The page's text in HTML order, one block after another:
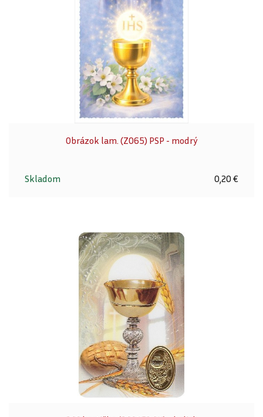
Obrázok lam. (Z065) PSP - modrý
Skladom 0,20 €